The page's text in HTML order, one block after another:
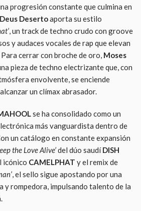
progresión constante que culmina en
Deus Desertoaporta su estilo
, un track de techno crudo con groove
y audaces vocales de rap que elevan
cerrar con broche de oro, Moses
pieza de techno electrizante que, con
envolvente, se enciende
un clímax abrasador.
se ha consolidado como un
más vanguardista dentro de
un catálogo en constante expansión
the Love Alive’del dúo saudíDISH
icónico CAMELPHAT y el remix de
, el sello sigue apostando por una
y rompedora, impulsando talento de la